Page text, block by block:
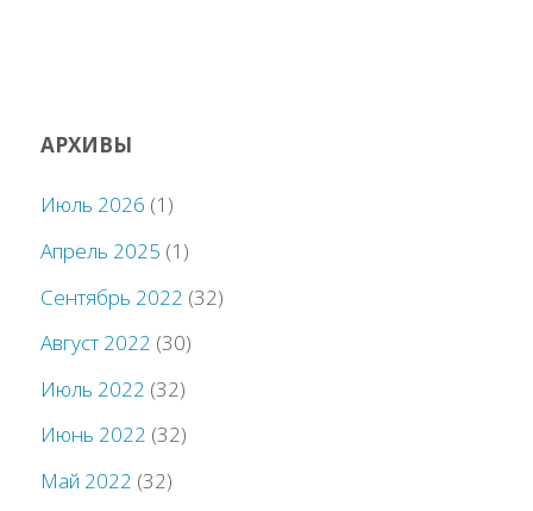
АРХИВЫ
Июль 2026 (1)
Апрель 2025 (1)
Сентябрь 2022 (32)
Август 2022 (30)
Июль 2022 (32)
Июнь 2022 (32)
Май 2022 (32)